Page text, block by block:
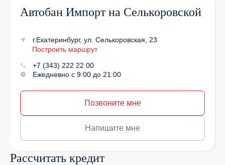
Автобан Импорт на Селькоровской
г.Екатеринбург, ул. Селькоровская, 23
Построить маршрут
+7 (343) 222 22 00
Ежедневно с 9:00 до 21:00
Позвоните мне
Напишите мне
Рассчитать кредит